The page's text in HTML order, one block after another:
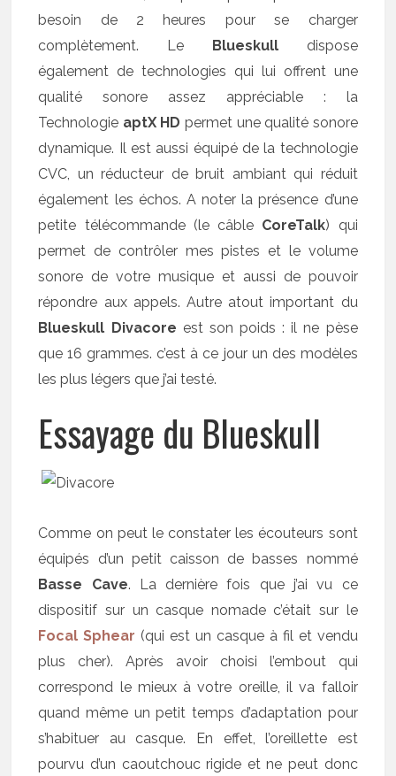
besoin de 2 heures pour se charger
complètement. Le
Blueskulldispose
également de technologies qui lui offrent une
qualité sonore assez appréciable : la
Technologie aptX HD permet une qualité sonore
dynamique. Il est aussi équipé de la technologie
CVC, un réducteur de bruit ambiant qui réduit
également les échos. A noter la présence d’une
petite télécommande (le câble CoreTalk) qui
permet de contrôler mes pistes et le volume
sonore de votre musique et aussi de pouvoir
répondre aux appels. Autre atout important du
Blueskull Divacore est son poids : il ne pèse
que 16 grammes. c’est à ce jour un des modèles
les plus légers que j’ai testé.
Essayage du Blueskull
Comme on peut le constater les écouteurs sont
équipés d’un petit caisson de basses nommé
Basse Cave. La dernière fois que j’ai vu ce
dispositif sur un casque nomade c’était sur le
Focal Sphear (qui est un casque à fil et vendu
plus cher). Après avoir choisi l’embout qui
correspond le mieux à votre oreille, il va falloir
quand même un petit temps d’adaptation pour
s’habituer au casque. En effet, l’oreillette est
pourvu d’un caoutchouc rigide et ne peut donc